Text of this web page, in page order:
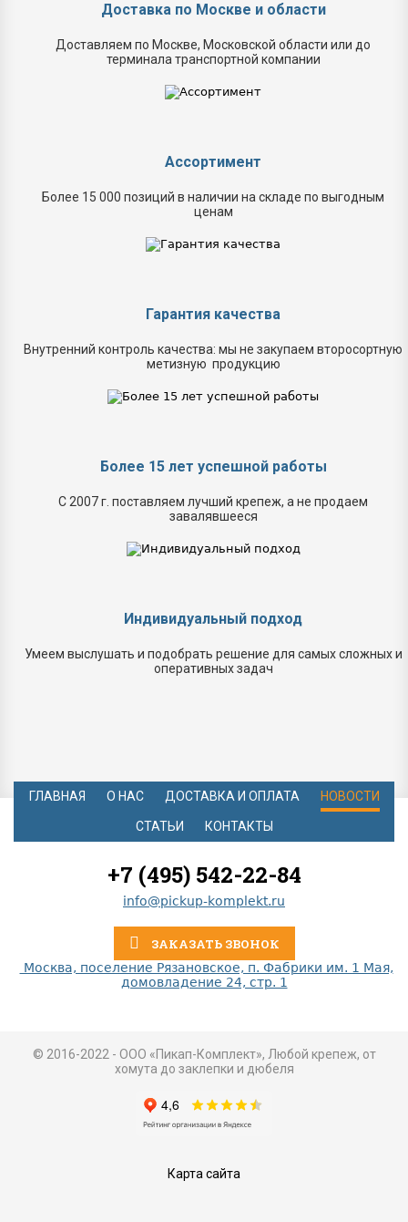
Доставка по Москве и области
Доставляем по Москве, Московской области или до
терминала транспортной компании
Ассортимент
Более 15 000 позиций в наличии на складе по выгодным
ценам
Гарантия качества
Внутренний контроль качества: мы не закупаем второсортную
метизную продукцию
Более 15 лет успешной работы
С 2007 г. поставляем лучший крепеж, а не продаем
завалявшееся
Индивидуальный подход
Умеем выслушать и подобрать решение для самых сложных и
оперативных задач
ГЛАВНАЯ О НАС ДОСТАВКА И ОПЛАТА НОВОСТИ
СТАТЬИ КОНТАКТЫ
+7 (495) 542-22-84
info@pickup-komplekt.ru
ЗАКАЗАТЬ ЗВОНОК
Москва, поселение Рязановское, п. Фабрики им. 1 Мая,
домовладение 24, стр. 1
© 2016-2022 - ООО «Пикап-Комплект», Любой крепеж, от
хомута до заклепки и дюбеля
Карта сайта